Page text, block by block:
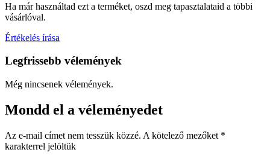
Ha már használtad ezt a terméket, oszd meg tapasztalataid a többi
vásárlóval.
Értékelés írása
Legfrissebb vélemények
Még nincsenek vélemények.
Mondd el a véleményedet
Az e-mail címet nem tesszük közzé. A kötelező mezőket *
karakterrel jelöltük